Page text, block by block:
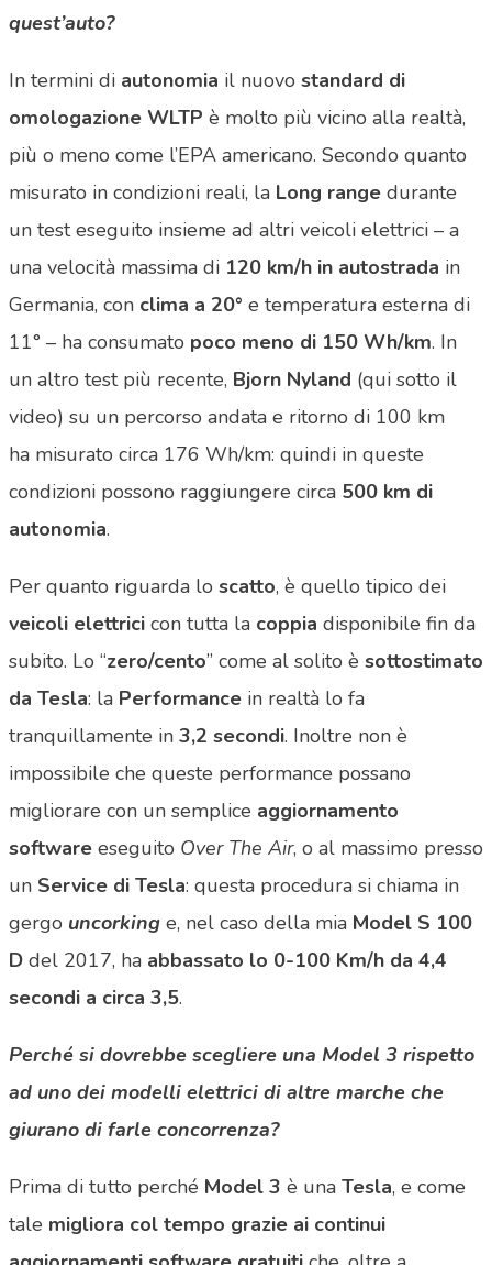
quest’auto?
In termini di autonomia il nuovo standard di
omologazione WLTP è molto più vicino alla realtà,
più o meno come l’EPA americano. Secondo quanto
misurato in condizioni reali, la Long range durante
un test eseguito insieme ad altri veicoli elettrici – a
una velocità massima di 120 km/h in autostrada in
Germania, con clima a 20° e temperatura esterna di
11° – ha consumato poco meno di 150 Wh/km. In
un altro test più recente, Bjorn Nyland (qui sotto il
video) su un percorso andata e ritorno di 100 km
ha misurato circa 176 Wh/km: quindi in queste
condizioni possono raggiungere circa 500 km di
autonomia.
Per quanto riguarda lo scatto, è quello tipico dei
veicoli elettrici con tutta la coppia disponibile fin da
subito. Lo “zero/cento” come al solito è sottostimato
da Tesla: la Performance in realtà lo fa
tranquillamente in 3,2 secondi. Inoltre non è
impossibile che queste performance possano
migliorare con un semplice aggiornamento
software eseguito Over The Air, o al massimo presso
un Service di Tesla: questa procedura si chiama in
gergo uncorking e, nel caso della mia Model S 100
D del 2017, ha abbassato lo 0-100 Km/h da 4,4
secondi a circa 3,5.
Perché si dovrebbe scegliere una Model 3 rispetto
ad uno dei modelli elettrici di altre marche che
giurano di farle concorrenza?
Prima di tutto perché Model 3 è una Tesla, e come
tale migliora col tempo grazie ai continui